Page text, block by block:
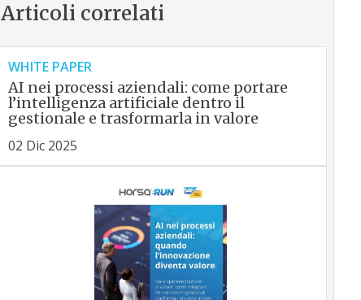
Articoli correlati
WHITE PAPER
AI nei processi aziendali: come portare
l’intelligenza artificiale dentro il
gestionale e trasformarla in valore
02 Dic 2025